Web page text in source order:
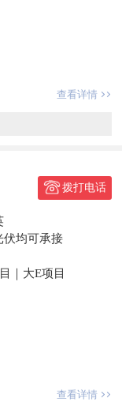
能力定级。
也可预留联系方式
查看详情
拨打电话
伏均可承接
｜大E项目
查看详情